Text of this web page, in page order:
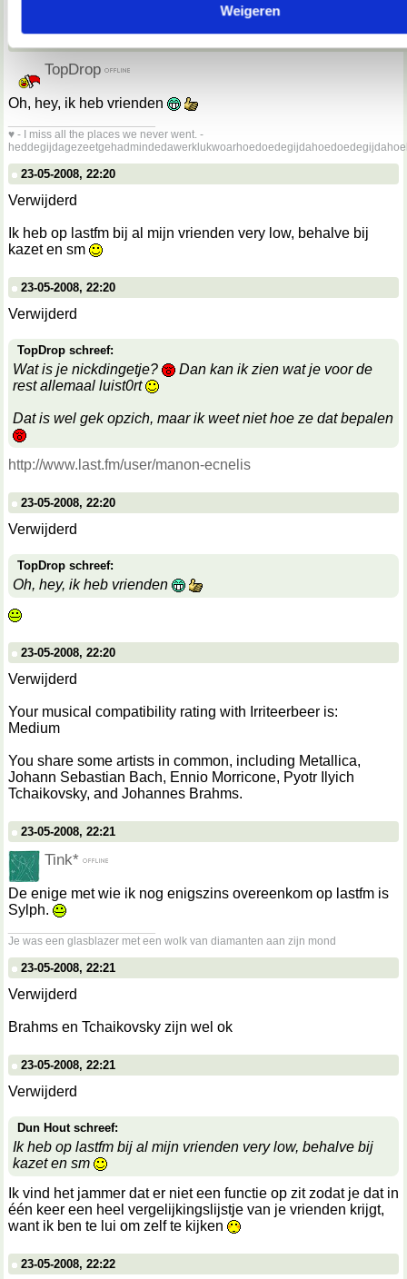
Weigeren
TopDrop
Oh, hey, ik heb vrienden
♥ - I miss all the places we never went. -
23-05-2008, 22:20
Verwijderd
Ik heb op lastfm bij al mijn vrienden very low, behalve bij
kazet en sm
23-05-2008, 22:20
Verwijderd
TopDrop schreef:
Wat is je nickdingetje?
Dan kan ik zien wat je voor de
rest allemaal luist0rt
Dat is wel gek opzich, maar ik weet niet hoe ze dat bepalen
http://www.last.fm/user/manon-ecnelis
23-05-2008, 22:20
Verwijderd
TopDrop schreef:
Oh, hey, ik heb vrienden
23-05-2008, 22:20
Verwijderd
Your musical compatibility rating with Irriteerbeer is:
Medium
You share some artists in common, including Metallica,
Johann Sebastian Bach, Ennio Morricone, Pyotr Ilyich
Tchaikovsky, and Johannes Brahms.
23-05-2008, 22:21
Tink*
De enige met wie ik nog enigszins overeenkom op lastfm is
Sylph.
Je was een glasblazer met een wolk van diamanten aan zijn mond
23-05-2008, 22:21
Verwijderd
Brahms en Tchaikovsky zijn wel ok
23-05-2008, 22:21
Verwijderd
Dun Hout schreef:
Ik heb op lastfm bij al mijn vrienden very low, behalve bij
kazet en sm
Ik vind het jammer dat er niet een functie op zit zodat je dat in
één keer een heel vergelijkingslijstje van je vrienden krijgt,
want ik ben te lui om zelf te kijken
23-05-2008, 22:22